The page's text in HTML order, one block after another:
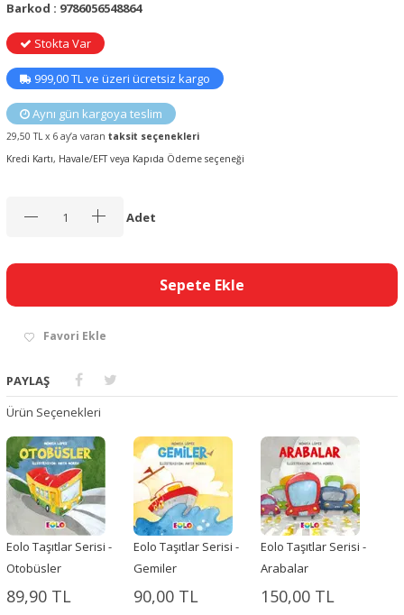
Barkod : 9786056548864
Stokta Var
999,00 TL ve üzeri ücretsiz kargo
Aynı gün kargoya teslim
29,50 TL x 6 ay’a varan taksit seçenekleri
Kredi Kartı, Havale/EFT veya Kapıda Ödeme seçeneği
Adet
Sepete Ekle
Favori Ekle
PAYLAŞ
Ürün Seçenekleri
Eolo Taşıtlar Serisi -
Otobüsler
89,90 TL
Eolo Taşıtlar Serisi -
Gemiler
90,00 TL
Eolo Taşıtlar Serisi -
Arabalar
150,00 TL